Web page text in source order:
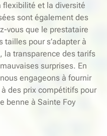
flexibilité et la diversité
sont également des
vous que le prestataire
tailles pour s’adapter à
la transparence des tarifs
surprises. En
engageons à fournir
des prix compétitifs pour
benne à Sainte Foy